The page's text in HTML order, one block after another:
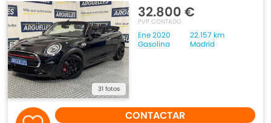
31 fotos
32.800 €
PVP CONTADO
Ene 2020
22.157 km
Gasolina
Madrid
CONTACTAR